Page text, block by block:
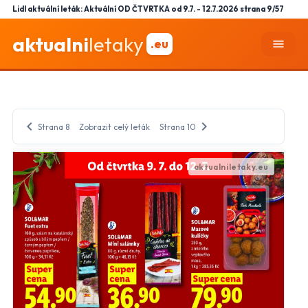
Lidl aktuální leták: Aktuální OD ČTVRTKA od 9.7. - 12.7.2026 strana 9/57
aktualniletaky .eu menu
chevron_left Strana 8 Zobrazit celý leták Strana 10 chevron_right